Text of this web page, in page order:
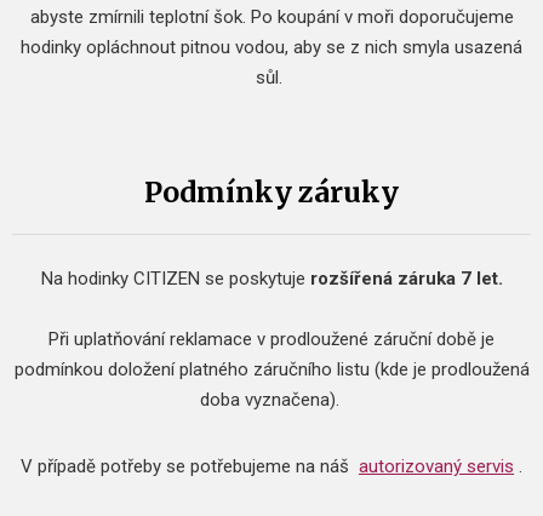
abyste zmírnili teplotní šok. Po koupání v moři doporučujeme
hodinky opláchnout pitnou vodou, aby se z nich smyla usazená
sůl.
Podmínky záruky
Na hodinky CITIZEN se poskytuje rozšířená záruka 7 let.
Při uplatňování reklamace v prodloužené záruční době je
podmínkou doložení platného záručního listu (kde je prodloužená
doba vyznačena).
V případě potřeby se potřebujeme na náš autorizovaný servis .